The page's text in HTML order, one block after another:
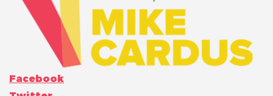
Facebook